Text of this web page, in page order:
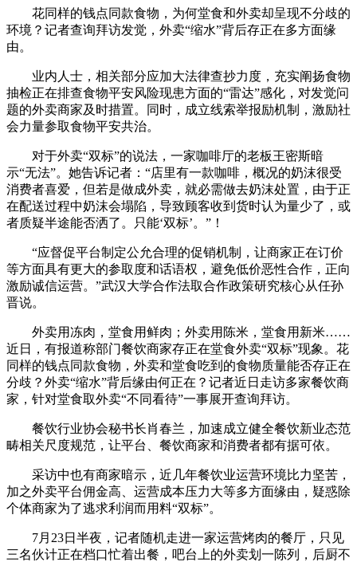
花同样的钱点同款食物，为何堂食和外卖却呈现不分歧的
环境？记者查询拜访发觉，外卖“缩水”背后存正在多方面缘
由。
业内人士，相关部分应加大法律查抄力度，充实阐扬食物
抽检正在排查食物平安风险现患方面的“雷达”感化，对发觉问
题的外卖商家及时措置。同时，成立线索举报励机制，激励社
会力量参取食物平安共治。
对于外卖“双标”的说法，一家咖啡厅的老板王密斯暗
示“无法”。她告诉记者：“店里有一款咖啡，概况的奶沫很受
消费者喜爱，但若是做成外卖，就必需做去奶沫处置，由于正
在配送过程中奶沫会塌陷，导致顾客收到货时认为量少了，或
者质疑半途能否洒了。只能‘双标’。”！
“应督促平台制定公允合理的促销机制，让商家正在订价
等方面具有更大的参取度和话语权，避免低价恶性合作，正向
激励诚信运营。”武汉大学合作法取合作政策研究核心从任孙
晋说。
外卖用冻肉，堂食用鲜肉；外卖用陈米，堂食用新米……
近日，有报道称部门餐饮商家存正在堂食外卖“双标”现象。花
同样的钱点同款食物，外卖和堂食吃到的食物质量能否存正在
分歧？外卖“缩水”背后缘由何正在？记者近日走访多家餐饮商
家，针对堂食取外卖“不同看待”一事展开查询拜访。
餐饮行业协会秘书长肖春兰，加速成立健全餐饮新业态范
畴相关尺度规范，让平台、餐饮商家和消费者都有据可依。
采访中也有商家暗示，近几年餐饮业运营环境比力坚苦，
加之外卖平台佣金高、运营成本压力大等多方面缘由，疑惑除
个体商家为了逃求利润而用料“双标”。
7月23日半夜，记者随机走进一家运营烤肉的餐厅，只见
三名伙计正在档口忙着出餐，吧台上的外卖划一陈列，后厨不